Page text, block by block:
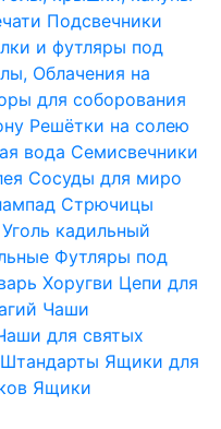
Подсвечники
и футляры под
Облачения на
для соборования
Решётки на солею
вода Семисвечники
Сосуды для миро
Стрючицы
Уголь кадильный
Футляры под
Хоругви Цепи для
Чаши
для святых
Штандарты Ящики для
Ящики